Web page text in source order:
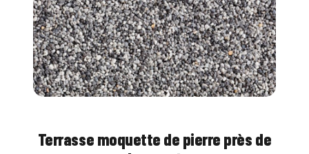
Terrasse moquette de pierre près de